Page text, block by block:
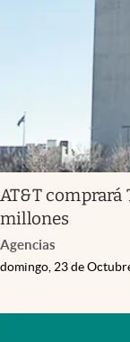
AT&T
millones
Agencias
domingo, 23 de